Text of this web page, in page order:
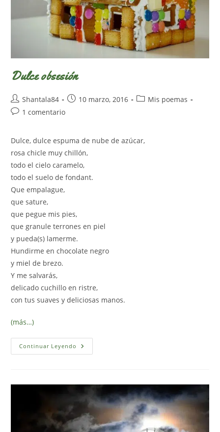
Dulce obsesión
Autor
de
Shantala84
Publicación
10 marzo, 2016
Categoría
Mis poemas
Comentarios
entrada:
1 comentario
Dulce, dulce espuma de nube de azúcar,
rosa chicle muy chillón,
todo el cielo caramelo,
todo el suelo de fondant.
Que empalague,
que sature,
que pegue mis pies,
que granule terrones en piel
y pueda(s) lamerme.
Hundirme en chocolate negro
y miel de brezo.
Y me salvarás,
delicado cuchillo en ristre,
con tus suaves y deliciosas manos.
(más…)
Continuar Leyendo Dulce
Obsesión